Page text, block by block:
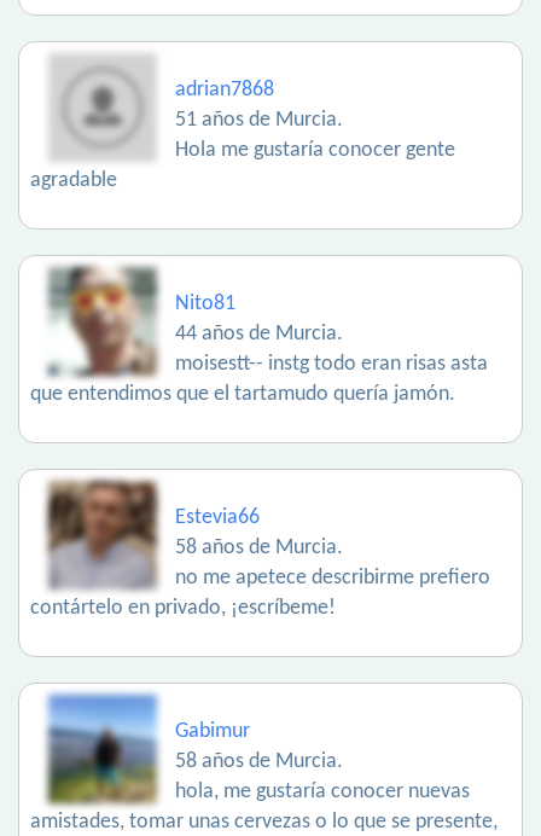
adrian7868
51 años de Murcia.
Hola me gustaría conocer gente
agradable
Nito81
44 años de Murcia.
moisestt-- instg todo eran risas asta
que entendimos que el tartamudo quería jamón.
Estevia66
58 años de Murcia.
no me apetece describirme prefiero
contártelo en privado, ¡escríbeme!
Gabimur
58 años de Murcia.
hola, me gustaría conocer nuevas
amistades, tomar unas cervezas o lo que se presente,